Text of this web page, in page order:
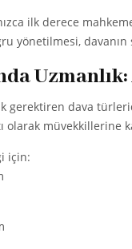
ilk derece
yönetilmesi,
gerektiren dava
olarak müvekkillerine
için: